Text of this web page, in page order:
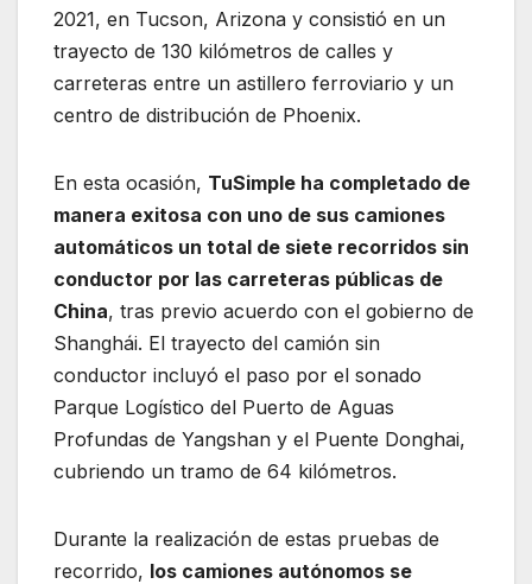
2021, en Tucson, Arizona y consistió en un
trayecto de 130 kilómetros de calles y
carreteras entre un astillero ferroviario y un
centro de distribución de Phoenix.
En esta ocasión, TuSimple ha completado de
manera exitosa con uno de sus camiones
automáticos un total de siete recorridos sin
conductor por las carreteras públicas de
China, tras previo acuerdo con el gobierno de
Shanghái. El trayecto del camión sin
conductor incluyó el paso por el sonado
Parque Logístico del Puerto de Aguas
Profundas de Yangshan y el Puente Donghai,
cubriendo un tramo de 64 kilómetros.
Durante la realización de estas pruebas de
recorrido, los camiones autónomos se